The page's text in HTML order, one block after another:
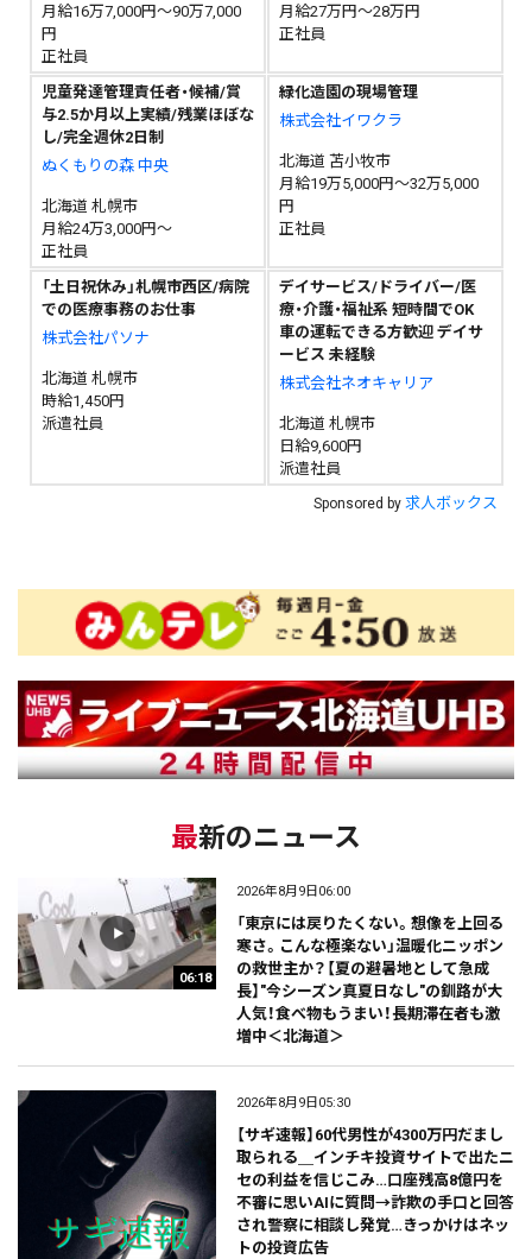
月給16万7,000円～90万7,000
円
正社員
月給27万円～28万円
正社員
児童発達管理責任者・候補/賞
与2.5か月以上実績/残業ほぼな
し/完全週休2日制
ぬくもりの森 中央
北海道 札幌市
月給24万3,000円～
正社員
緑化造園の現場管理
株式会社イワクラ
北海道 苫小牧市
月給19万5,000円～32万5,000
円
正社員
「土日祝休み」札幌市西区/病院
での医療事務のお仕事
株式会社パソナ
北海道 札幌市
時給1,450円
派遣社員
デイサービス/ドライバー/医
療・介護・福祉系 短時間でOK
車の運転できる方歓迎 デイサ
ービス 未経験
株式会社ネオキャリア
北海道 札幌市
日給9,600円
派遣社員
Sponsored by 求人ボックス
最新のニュース
06:18
2026年8月9日06:00
「東京には戻りたくない。想像を上回る
寒さ。こんな極楽ない」温暖化ニッポン
の救世主か？【夏の避暑地として急成
長】"今シーズン真夏日なし"の釧路が大
人気！食べ物もうまい！長期滞在者も激
増中＜北海道＞
2026年8月9日05:30
【サギ速報】60代男性が4300万円だまし
取られる＿インチキ投資サイトで出たニ
セの利益を信じこみ…口座残高8億円を
不審に思いAIに質問→詐欺の手口と回答
され警察に相談し発覚…きっかけはネッ
トの投資広告